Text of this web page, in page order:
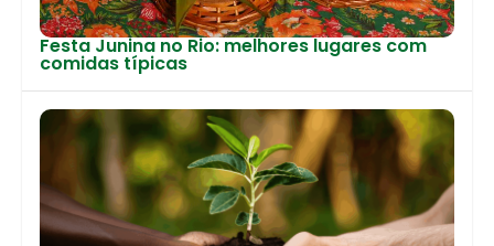
Festa Junina no Rio: melhores lugares com
comidas típicas